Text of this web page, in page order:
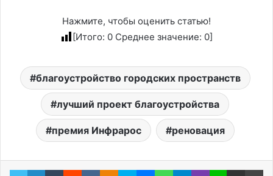
Нажмите, чтобы оценить статью!
[Итого: 0 Среднее значение: 0]
благоустройство городских пространств
лучший проект благоустройства
премия Инфрарос реновация
TwitterLinkedInTumblrRedditВконтакте
Одноклассники
SkypeMessenger
WhatsApp
Telegram
ViberLine Поделиться через электронную почту